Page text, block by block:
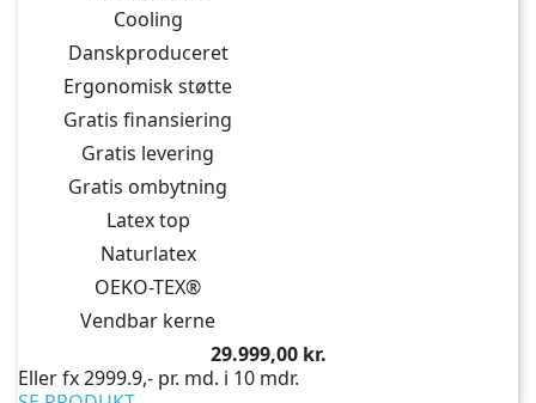
Cooling
Danskproduceret
Ergonomisk støtte
Gratis finansiering
Gratis levering
Gratis ombytning
Latex top
Naturlatex
OEKO-TEX®
Vendbar kerne
Pris
29.999,00 kr.
Eller fx 2999.9,- pr. md. i 10 mdr.